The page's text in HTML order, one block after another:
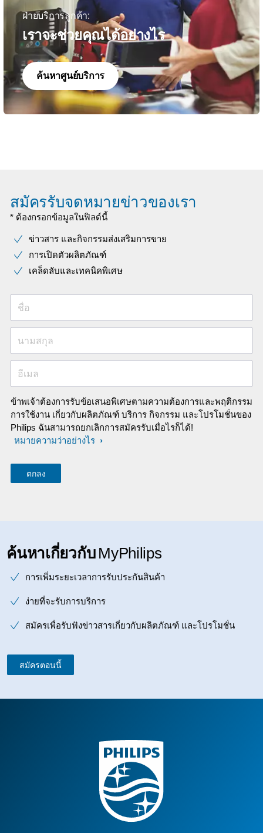
ฝ่ายบริการลูกค้า:
เราจะช่วยคุณได้อย่างไร
ค้นหาศูนย์บริการ
สมัครรับจดหมายข่าวของเรา
* ต้องกรอกข้อมูลในฟิลด์นี้
ข่าวสาร และกิจกรรมส่งเสริมการขาย
การเปิดตัวผลิตภัณฑ์
เคล็ดลับและเทคนิคพิเศษ
ชื่อ
นามสกุล
อีเมล
ข้าพเจ้าต้องการรับข้อเสนอพิเศษตามความต้องการและพฤติกรรม
การใช้งาน เกี่ยวกับผลิตภัณฑ์ บริการ กิจกรรม และโปรโมชั่นของ
Philips ฉันสามารถยกเลิกการสมัครรับเมื่อไรก็ได้!
หมายความว่าอย่างไร
ค้นหาเกี่ยวกับ MyPhilips
การเพิ่มระยะเวลาการรับประกันสินค้า
ง่ายที่จะรับการบริการ
สมัครเพื่อรับฟังข่าวสารเกี่ยวกับผลิตภัณฑ์ และโปรโมชั่น
สมัครตอนนี้